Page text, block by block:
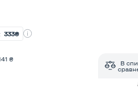
333₴
₴
В